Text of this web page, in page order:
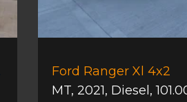
Ford Ranger Xl 4x2
MT, 2021, Diesel ,